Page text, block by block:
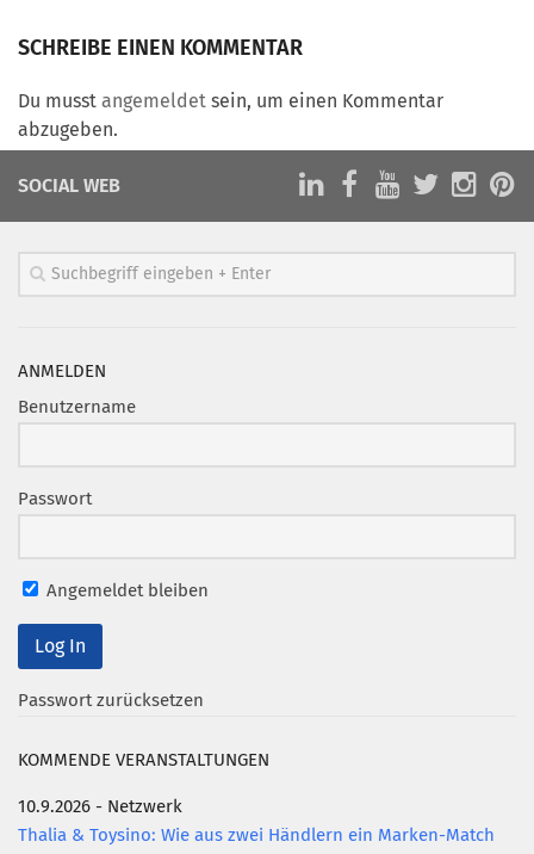
Arbeitsgruppen
Münchner Marketingpreis
MARKETING PIONIERE
CLUB-KOMMUNIKATION
Newsletter
MCM Club TV
AKTUELLES
KONTAKT
SCHREIBE EINEN KOMMENTAR
Du musst angemeldet sein, um einen Kommentar
abzugeben.
SOCIAL WEB
ANMELDEN
Benutzername
Passwort
Angemeldet bleiben
Passwort zurücksetzen
KOMMENDE VERANSTALTUNGEN
10.9.2026 - Netzwerk
Thalia & Toysino: Wie aus zwei Händlern ein Marken-Match